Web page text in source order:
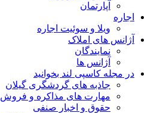
آپارتمان
اجاره
ویلا و سوئیت اجاره
آژانس های املاک
نمایندگان
آژانس ها
در مجله کاسپی لند بخوانید
جاذبه های گردشگری گیلان
مهارت های مذاکره و فروش
حقوق و اخبار صنفی